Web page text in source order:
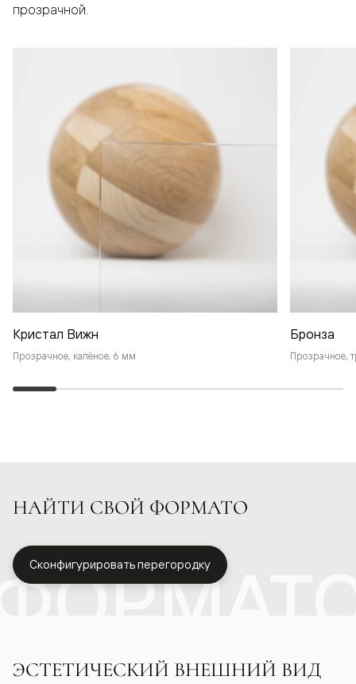
прозрачной.
Кристал Вижн
Прозрачное, калёное, 6 мм
Бронза
Прозрачное,
НАЙТИ СВОЙ ФОРМАТО
Сконфигурировать перегородку
ЭСТЕТИЧЕСКИЙ ВНЕШНИЙ ВИД